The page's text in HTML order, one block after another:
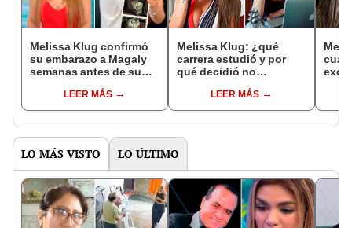
Melissa Klug confirmó
su embarazo a Magaly
semanas antes de su
conductora
LEER MÁS
Melissa Klug: ¿qué
carrera estudió y por
qué decidió no
LEER MÁS
LO MÁS VISTO LO ÚLTIMO